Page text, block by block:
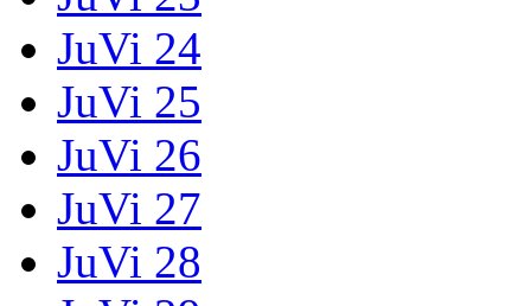
JuVi 24
JuVi 25
JuVi 26
JuVi 27
JuVi 28